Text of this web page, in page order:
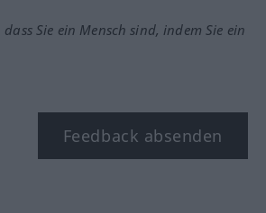
Sie ein Mensch sind, indem Sie ein
Feedback absenden